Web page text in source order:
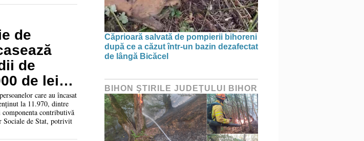
de
de
de lei.
care au încasat
la 11.970, dintre
contributivă
de Stat, potrivit
Căprioară salvată de pompierii bihoreni
după ce a căzut într-un bazin dezafectat
de lângă Bicăcel
BIHON ŞTIRILE JUDEŢULUI BIHOR